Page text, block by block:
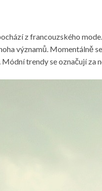
z francouzského
významů. Momentálně
trendy se označují za